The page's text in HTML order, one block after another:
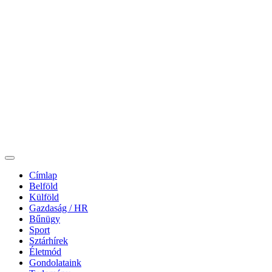
Címlap
Belföld
Külföld
Gazdaság / HR
Bűnügy
Sport
Sztárhírek
Életmód
Gondolataink